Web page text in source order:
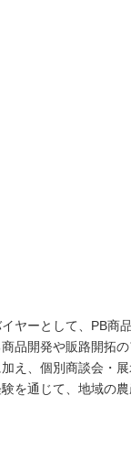
ヤーとして、PB商
品開発や販路開拓
え、個別商談会・展
を通じて、地域の